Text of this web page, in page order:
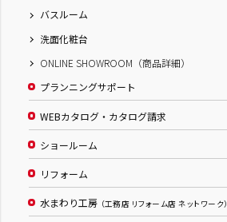
バスルーム
洗面化粧台
ONLINE SHOWROOM（商品詳細）
プランニングサポート
WEBカタログ・カタログ請求
ショールーム
リフォーム
水まわり工房 （工務店 リフォーム店 ネットワーク）